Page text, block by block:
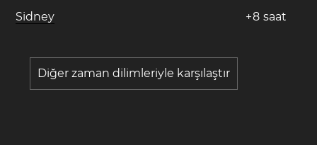
Sidney
+8 saat
Diğer zaman dilimleriyle karşılaştır